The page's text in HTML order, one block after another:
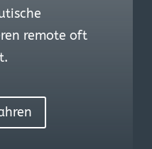
remote oft